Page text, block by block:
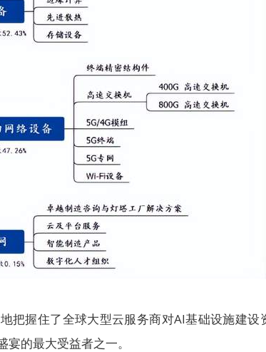
把握住了全球大型云服务商对AI基础设施建设
的最大受益者之一。